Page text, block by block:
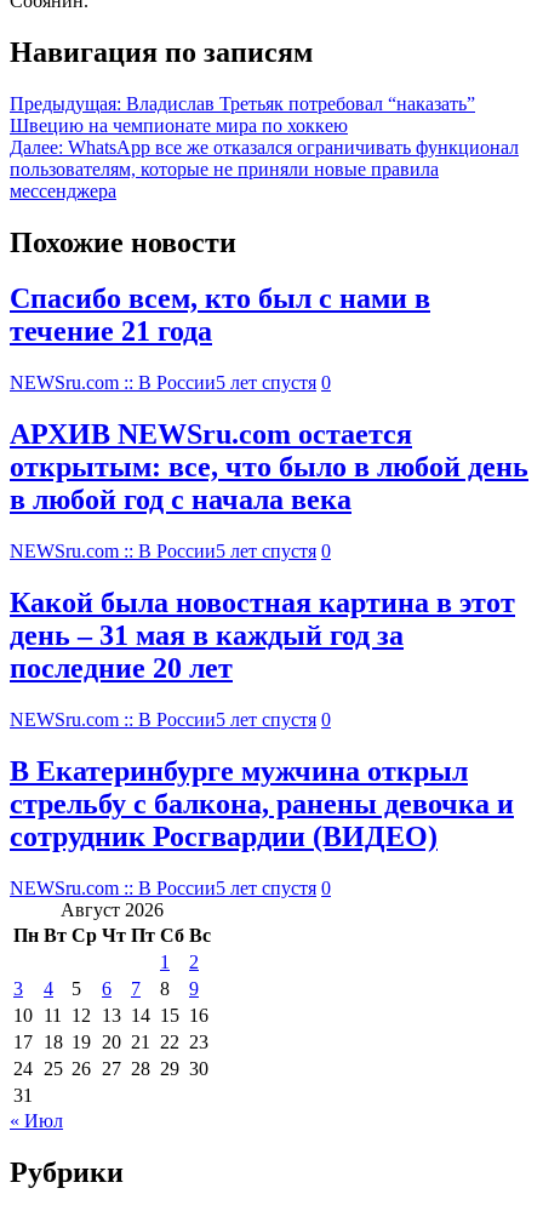
Навигация по записям
Предыдущая: Владислав Третьяк потребовал “наказать”
Швецию на чемпионате мира по хоккею
Далее: WhatsApp все же отказался ограничивать функционал
пользователям, которые не приняли новые правила
мессенджера
Похожие новости
Спасибо всем, кто был с нами в
течение 21 года
NEWSru.com :: В России5 лет спустя 0
АРХИВ NEWSru.com остается
открытым: все, что было в любой день
в любой год с начала века
NEWSru.com :: В России5 лет спустя 0
Какой была новостная картина в этот
день – 31 мая в каждый год за
последние 20 лет
NEWSru.com :: В России5 лет спустя 0
В Екатеринбурге мужчина открыл
стрельбу с балкона, ранены девочка и
сотрудник Росгвардии (ВИДЕО)
NEWSru.com :: В России5 лет спустя 0
Август 2026
Пн Вт Ср Чт Пт Сб Вс
1
2
3
4 5 6 7 8
9
10 11 12 13 14 15 16
17 18 19 20 21 22 23
24 25 26 27 28 29 30
31
« Июл
Рубрики